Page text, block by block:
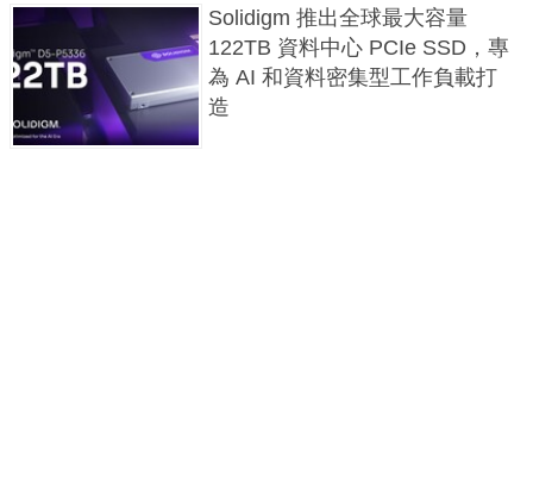
Solidigm 推出全球最大容量
122TB 資料中心 PCIe SSD，專
為 AI 和資料密集型工作負載打
造